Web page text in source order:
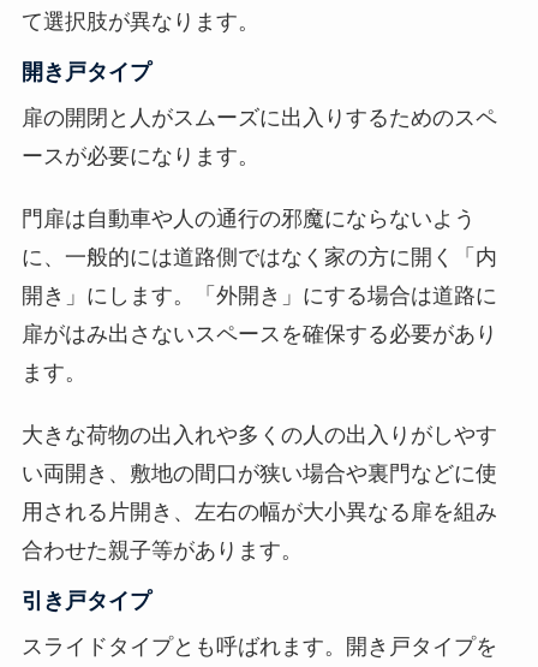
て選択肢が異なります。
開き戸タイプ
扉の開閉と人がスムーズに出入りするためのスペ
ースが必要になります。
門扉は自動車や人の通行の邪魔にならないよう
に、一般的には道路側ではなく家の方に開く「内
開き」にします。「外開き」にする場合は道路に
扉がはみ出さないスペースを確保する必要があり
ます。
大きな荷物の出入れや多くの人の出入りがしやす
い両開き、敷地の間口が狭い場合や裏門などに使
用される片開き、左右の幅が大小異なる扉を組み
合わせた親子等があります。
引き戸タイプ
スライドタイプとも呼ばれます。開き戸タイプを